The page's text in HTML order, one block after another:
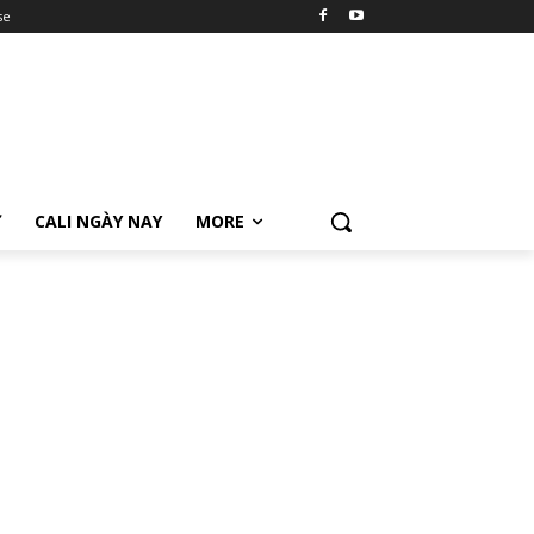
CALI NGÀY NAY MORE